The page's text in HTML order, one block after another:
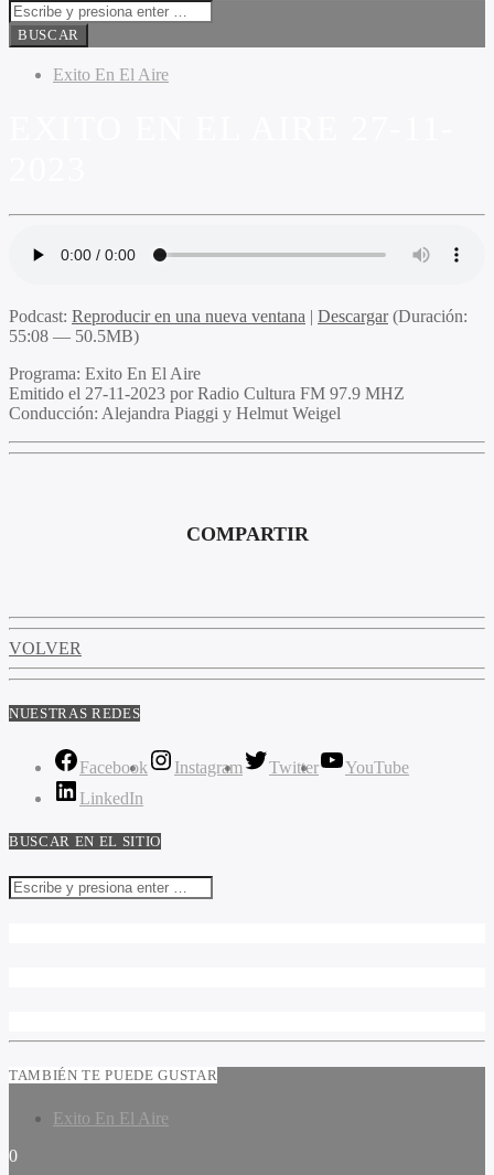
Exito En El Aire
Podcast: Reproducir en una nueva ventana | Descargar(Duración:
55:08 — 50.5MB)
Programa: Exito En El Aire
Emitido el 27-11-2023 por Radio Cultura FM 97.9 MHZ
Conducción: Alejandra Piaggi y Helmut Weigel
COMPARTIR
VOLVER
NUESTRAS REDES
Facebook Instagram Twitter
YouTube
LinkedIn
BUSCAR EN EL SITIO
TAMBIÉN TE PUEDE GUSTAR
Exito En El Aire
0